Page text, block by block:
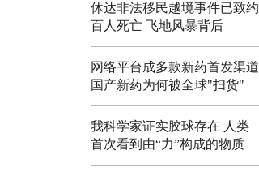
休达非法移民越境事件已致约
百人死亡 飞地风暴背后
网络平台成多款新药首发渠道
国产新药为何被全球"扫货"
我科学家证实胶球存在 人类
首次看到由“力”构成的物质